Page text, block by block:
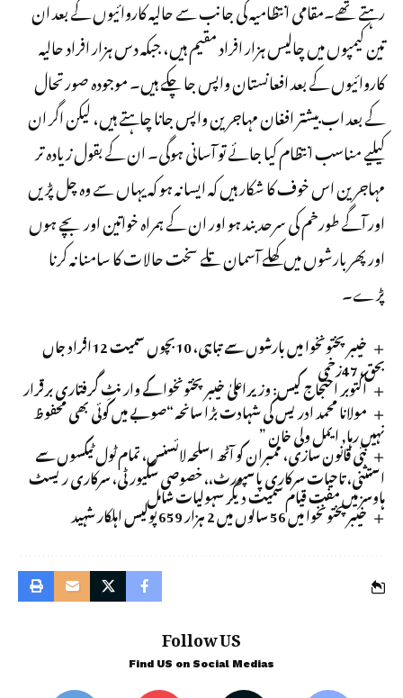
رہتے تھے۔مقامی انتظامیہ کی جانب سے حالیہ کاروائیوں کے بعد ان
تین کیمپوں میں چالیس ہزار افراد مقیم ہیں، جبکہ دس ہزار افراد حالیہ
کاروائیوں کے بعد افعانستان واپس جا چکے ہیں۔ موجودہ صورتحال
کے بعد اب بیشتر افغان مہاجرین واپس جانا چاہتے ہیں، لیکن اگر ان
کیلیے مناسب انتظام کیا جائے تو آسانی ہوگی۔ ان کے بقول زیادہ تر
مہاجرین اس خوف کا شکار ہیں کہ ایسا نہ ہو کہ یہاں سے وہ چل پڑیں
اور آگے طورخم کی سرحد بند ہو اور ان کے ہمراہ خواتین اور بچے ہوں
اور پھر بارشوں میں کھلے آسمان تلے سخت حالات کا سامنا نہ کرنا
پڑے۔
خیبرپختونخوا میں بارشوں سے تباہی، 10بچوں سمیت 12افراد جاں
بحق، 47زخمی
اکتوبر احتجاج کیس: وزیراعلیٰ خیبرپختونخوا کے وارنٹِ گرفتاری برقرار
مولانا محمد ادریس کی شہادت بڑا سانحہ “صوبے میں کوئی بھی محفوظ
نہیں رہا, ایمل ولی خان ”
نئی قانون سازی، ممبران کو آٹھ اسلحہ لائسنس، تمام ٹول ٹیکسوں سے
استثنی، تاحیات سرکاری پاسپورٹ،، خصوصی سکیورٹی، سرکاری ریسٹ
ہاوسز میں مفت قیام سمیت دیگر سہولیات شامل
خیبر پختونخوا میں 56 سالوں میں 2 ہزار 659 پولیس اہلکار شہید
Follow US
Find US on Social Medias